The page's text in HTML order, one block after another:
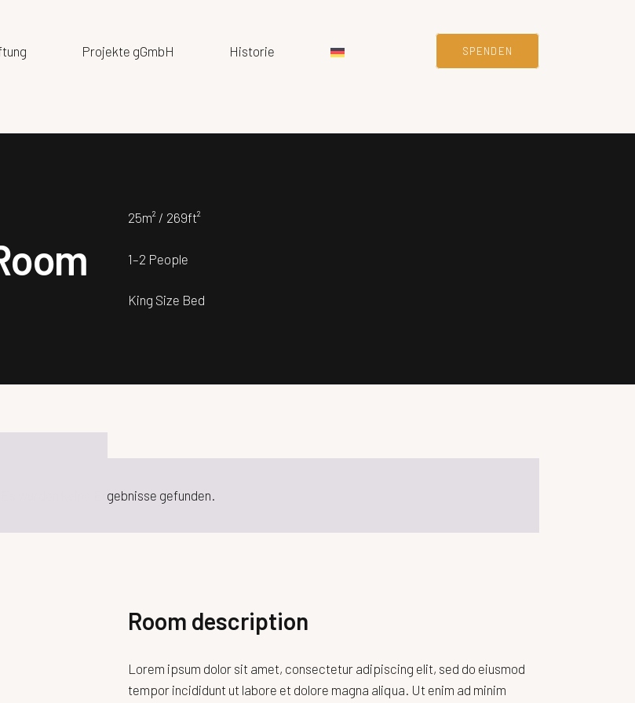
Projekte gGmbH Historie SPENDEN
25m² / 269ft²
1–2 People
King Size Bed
Es wurden keine Ergebnisse gefunden.
Room description
Lorem ipsum dolor sit amet, consectetur adipiscing elit, sed do eiusmod
tempor incididunt ut labore et dolore magna aliqua. Ut enim ad minim